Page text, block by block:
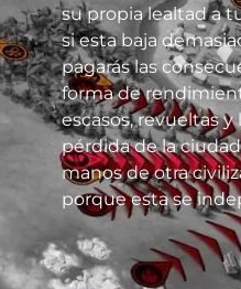
su propia lealtad a
si esta baja
pagarás las
forma de
escasos, revueltas y
pérdida de la
manos de otra
porque esta se